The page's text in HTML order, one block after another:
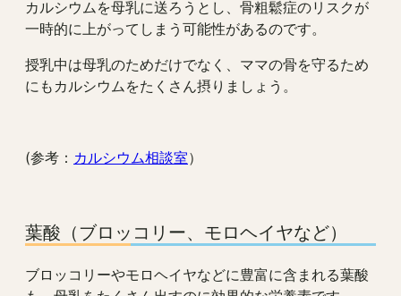
カルシウムを母乳に送ろうとし、骨粗鬆症のリスクが
一時的に上がってしまう可能性があるのです。
授乳中は母乳のためだけでなく、ママの骨を守るため
にもカルシウムをたくさん摂りましょう。
(参考： カルシウム相談室）
葉酸（ブロッコリー、モロヘイヤなど）
ブロッコリーやモロヘイヤなどに豊富に含まれる葉酸